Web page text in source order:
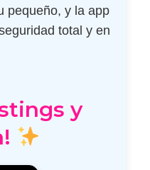
pequeño, y la app
total y en
y